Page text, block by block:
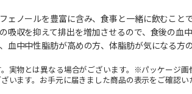
ェノールを豊富に含み、食事と一緒に飲むこ
吸収を抑えて排出を増加させるので、食後の
血中中性脂肪が高めの方、体脂肪が気になる方
実物とは異なる場合がございます。※パッケージ
います。お手元に届きました商品の表示をご確認い